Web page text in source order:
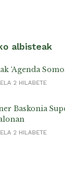
albisteak
‘Agenda
2 HILABETE
Baskonia
2 HILABETE